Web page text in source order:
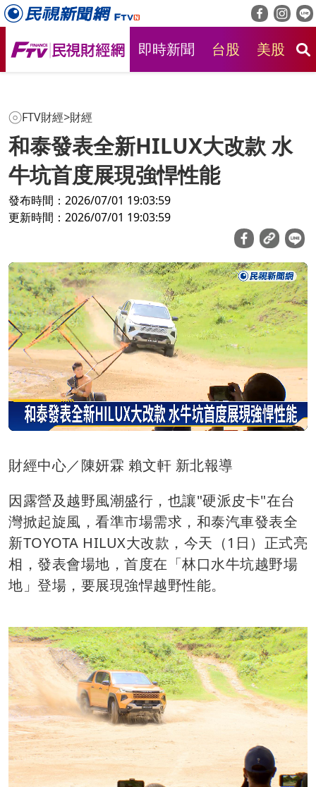
即時新聞 台股 美股
FTV財經>財經
和泰發表全新HILUX大改款 水
牛坑首度展現強悍性能
發布時間：2026/07/01 19:03:59
更新時間：2026/07/01 19:03:59
財經中心／陳妍霖 賴文軒 新北報導
因露營及越野風潮盛行，也讓"硬派皮卡"在台
灣掀起旋風，看準市場需求，和泰汽車發表全
新TOYOTA HILUX大改款，今天（1日）正式亮
相，發表會場地，首度在「林口水牛坑越野場
地」登場，要展現強悍越野性能。